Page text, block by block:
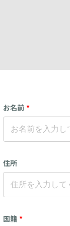
お名前 *
住所
国籍 *